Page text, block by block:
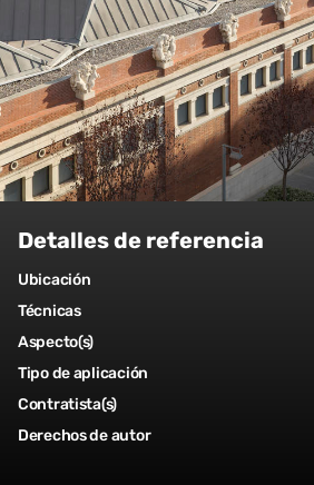
Detalles de referencia
Ubicación
Técnicas
Aspecto(s)
Tipo de aplicación
Contratista(s)
Derechos de autor